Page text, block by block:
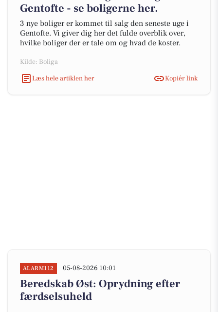
Gentofte - se boligerne her.
3 nye boliger er kommet til salg den seneste uge i
Gentofte. Vi giver dig her det fulde overblik over,
hvilke boliger der er tale om og hvad de koster.
Kilde: Boliga
Læs hele artiklen her
Kopiér link
ALARM112 05-08-2026 10:01
Beredskab Øst: Oprydning efter
færdselsuheld